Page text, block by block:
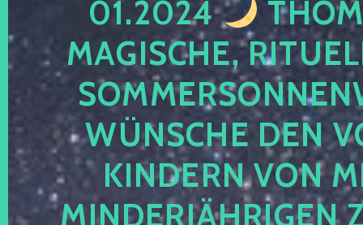
01.2024
MAGISCHE,
WÜNSCHE DEN
KINDERN VON
MINDERJÄHRIGEN